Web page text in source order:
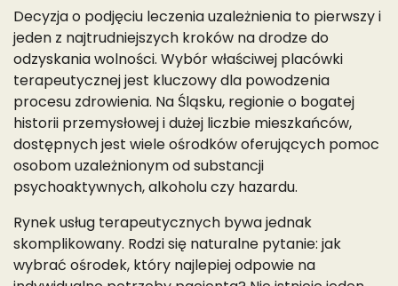
Decyzja o podjęciu leczenia uzależnienia to pierwszy i
jeden z najtrudniejszych kroków na drodze do
odzyskania wolności. Wybór właściwej placówki
terapeutycznej jest kluczowy dla powodzenia
procesu zdrowienia. Na Śląsku, regionie o bogatej
historii przemysłowej i dużej liczbie mieszkańców,
dostępnych jest wiele ośrodków oferujących pomoc
osobom uzależnionym od substancji
psychoaktywnych, alkoholu czy hazardu.
Rynek usług terapeutycznych bywa jednak
skomplikowany. Rodzi się naturalne pytanie: jak
wybrać ośrodek, który najlepiej odpowie na